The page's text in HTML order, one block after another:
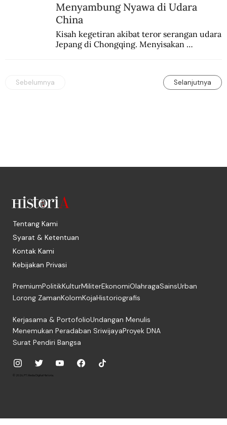
Menyambung Nyawa di Udara
China
Kisah kegetiran akibat teror serangan udara
Jepang di Chongqing. Menyisakan
Sebelumnya Selanjutnya
Tentang Kami
Syarat & Ketentuan
Kontak Kami
Kebijakan Privasi
PremiumPolitikKulturMiliterEkonomiOlahragaSainsUrban
Lorong ZamanKolomKojaHistoriografis
Kerjasama & PortofolioUndangan Menulis
Menemukan Peradaban SriwijayaProyek DNA
Surat Pendiri Bangsa
© 2026, PT. Media Digital Historia.